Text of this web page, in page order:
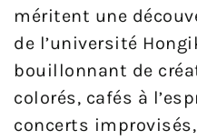
méritent une
de l’université
bouillonnant de
colorés, cafés à
concerts